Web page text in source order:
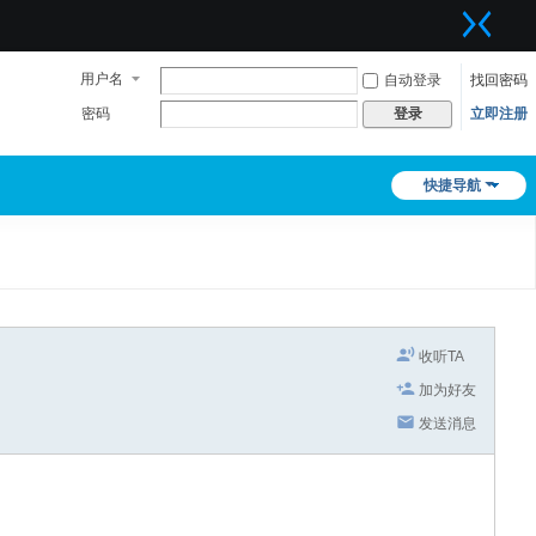
用户名 自动登录
找回密码
密码
登录 立即注册
快捷导航
收听TA
加为好友
发送消息